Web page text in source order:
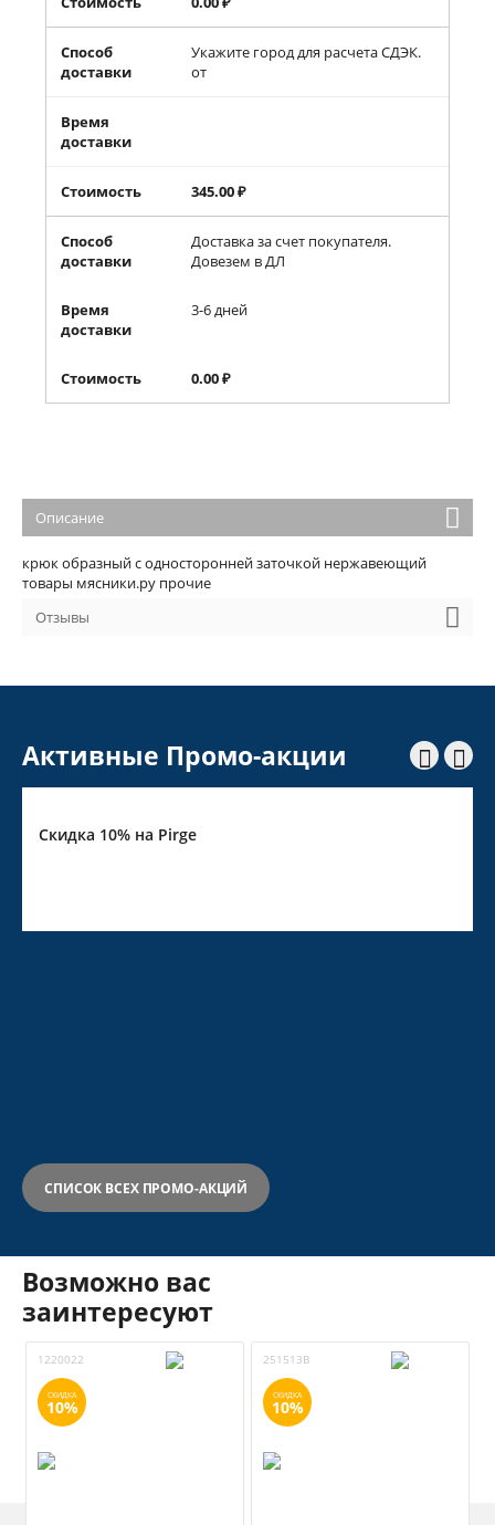
Способ
доставки
Укажите город для расчета СДЭК.
от
Время
доставки
Стоимость 345.00 ₽
Способ
доставки
Доставка за счет покупателя.
Довезем в ДЛ
Время
доставки
3-6 дней
Стоимость 0.00 ₽
Описание
крюк образный с односторонней заточкой нержавеющий
товары мясники.ру прочие
Отзывы
Активные Промо-акции  
Скидка 10% на Pirge
СПИСОК ВСЕХ ПРОМО-АКЦИЙ
Возможно вас
заинтересуют
1220022
СКИДКА
10%
251513B
СКИДКА
10%